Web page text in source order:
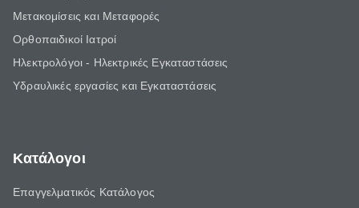
Μετακομίσεις και Μεταφορές
Ορθοπαιδικοί Ιατροί
Ηλεκτρολόγοι - Ηλεκτρικές Εγκαταστάσεις
Υδραυλικές εργασίες και Εγκαταστάσεις
Κατάλογοι
Επαγγελματικός Κατάλογος